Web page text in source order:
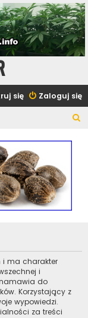
Zaloguj się
się
i ma charakter
i
do
Korzystający z
wypowiedzi.
za treści